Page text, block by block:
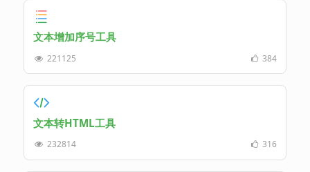
文本增加序号工具
221125 384
文本转HTML工具
232814 316